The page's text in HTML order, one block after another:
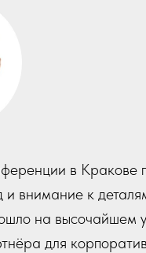
триумфом! От